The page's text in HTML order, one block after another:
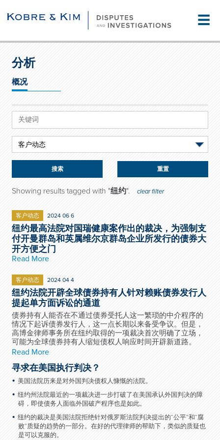
☰
分析
概况
重置
Showing results tagged with "纽约". clear filter
客户动态 2024 06 6
纽约最高法院对国瑞健康案作出的裁决，为强制支
付开曼群岛和英属维尔京群岛企业所发行的债券大
开方便之门
Read More
客户动态 2024 04 4
纽约法院开辟全球债券持有人针对赖账债券发行人
提起单方面诉讼的通道
债券持有人能否在不通过债券受托人这一繁琐的中介程序的
情况下起诉债券发行人，这一点长期以来备受争议。但是，
高博金律师事务所在纽约取得的一项裁决首次明确了立场，
可能为全球债券持有人缩短债权人响应时间开辟新道路。
Read More
寻求在美国执行判决？
美国法院历来是对外国判决债权人慷慨的法院。
纽约州法院最近的一项裁决进一步打破了在美国承认外国判决的障
碍，即使债务人面临外国破产程序也是如此。
纽约的裁决是美国法院拒绝针对俄罗斯法院判决提出的“公平”和“腐
败”质疑的趋势的一部分。在好的代理律师的帮助下，类似的质疑也
是可以克服的。